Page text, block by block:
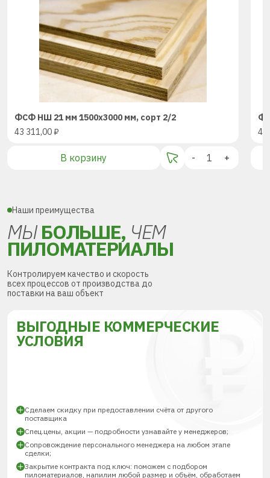
ФСФ НШ 21 мм 1500х3000 мм, сорт 2/2
43 311,00₽
В корзину - +
43
Наши преимущества
МЫБОЛЬШЕ, ЧЕМ
ПИЛОМАТЕРИАЛЫ
Контролируем качество и скорость
всех процессов от производства до
поставки на ваш объект
ВЫГОДНЫЕ КОММЕРЧЕСКИЕ
УСЛОВИЯ
Сделаем скидку при предоставлении счёта от другого
поставщика
Спец.цены, акции — подробности узнавайте у менеджеров;
Сопровождение персонального менеджера на любом этапе
сделки;
Закрытие контракта под ключ: поможем с подбором
пиломатериалов, напилим любой размер и объём, обработаем